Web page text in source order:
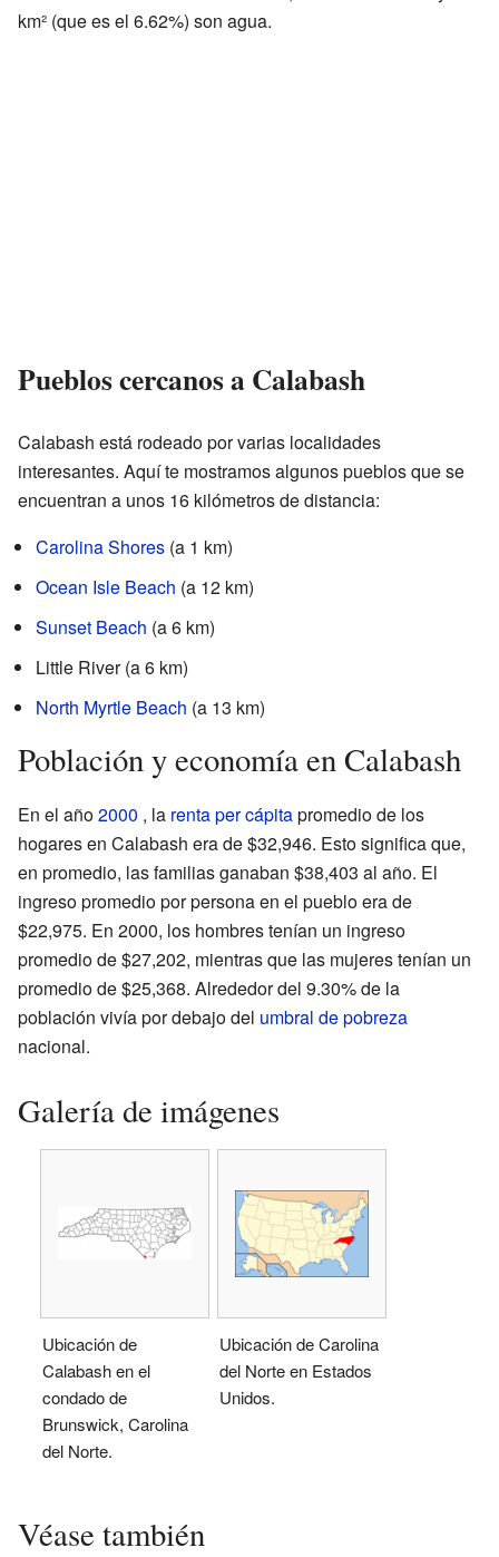
km² (que es el 6.62%) son agua.
Pueblos cercanos a Calabash
Calabash está rodeado por varias localidades
interesantes. Aquí te mostramos algunos pueblos que se
encuentran a unos 16 kilómetros de distancia:
Carolina Shores (a 1 km)
Ocean Isle Beach (a 12 km)
Sunset Beach (a 6 km)
Little River (a 6 km)
North Myrtle Beach (a 13 km)
Población y economía en Calabash
En el año2000 , la renta per cápitapromedio de los
hogares en Calabash era de $32,946. Esto significa que,
en promedio, las familias ganaban $38,403 al año. El
ingreso promedio por persona en el pueblo era de
$22,975. En 2000, los hombres tenían un ingreso
promedio de $27,202, mientras que las mujeres tenían un
promedio de $25,368. Alrededor del 9.30% de la
población vivía por debajo del umbral de pobreza
nacional.
Galería de imágenes
Ubicación de
Calabash en el
condado de
Brunswick, Carolina
del Norte.
Ubicación de Carolina
del Norte en Estados
Unidos.
Véase también